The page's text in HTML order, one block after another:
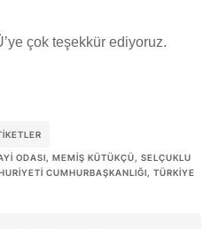
çok teşekkür ediyoruz.
ODASI, MEMIŞ KÜTÜKÇÜ, SELÇUKLU
CUMHURBAŞKANLIĞI, TÜRKIYE